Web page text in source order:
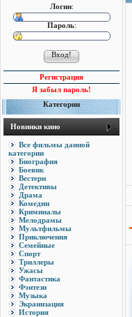
Логин:
Пароль:
Регистрация
Я забыл пароль!
Категории
Новинки кино
Все фильмы данной
категории
Биография
Боевик
Вестерн
Детективы
Драма
Комедии
Криминалы
Мелодрамы
Мультфильмы
Приключения
Семейные
Спорт
Триллеры
Ужасы
Фантастика
Фэнтези
Музыка
Экранизация
История